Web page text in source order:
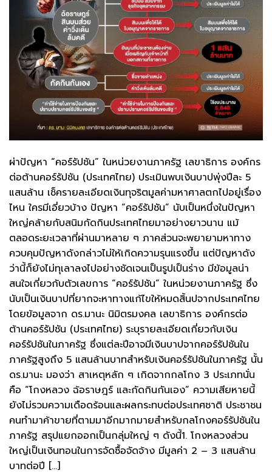
ผ่าปัญหา “คอร์รัปชัน” ในหน่วยงานภาครัฐ เลขาธิการ องค์กร
ต่อต้านคอร์รัปชัน (ประเทศไทย) ประเมินพบเงินบาปพุ่งปีละ 5
แสนล้าน เช็ครายละเอียดเงินทุจริตมูลค่ามหาศาลตกไปอยู่เรื่อง
ไหน ใครมีเอี่ยวบ้าง ปัญหา “คอร์รัปชัน” นับเป็นหนึ่งในปัญหา
ใหญ่คล้ายกับสนิมกัดกินประเทศไทยมาอย่างยาวนาน แม้
ตลอดระยะเวลาที่ผ่านมาหลาย ๆ ภาคส่วนจะพยายามหาทาง
ควบคุมปัญหาดังกล่าวไม่ให้เกิดความรุนแรงขึ้น แต่ปัญหาดัง
ว่านี้ก็ยังไม่ทุเลาลงไปอย่างชัดเจนเป็นรูปเป็นร่าง มีข้อมูลน่า
สนใจเกี่ยวกับตัวเลขการ “คอร์รัปชัน” ในหน่วยงานภาครัฐ ซึ่ง
นับเป็นเงินบาปที่ยากจะหาทางแก้ไขให้หมดสิ้นปจากประเทศไทย
โดยข้อมูลจาก ดร.มานะ นิมิตรมงคล เลขาธิการ องค์กรต่อ
ต้านคอร์รัปชัน (ประเทศไทย) ระบุรายละเอียดเกี่ยวกับเงิน
คอร์รัปชันในภาครัฐ ซึ่งแต่ละปีอาจมีเงินบาปจากคอร์รัปชันใน
ภาครัฐสูงถึง 5 แสนล้านบาทสำหรับเงินคอร์รัปชันในภาครัฐ นั้น
ดร.มานะ มองว่า สาเหตุหลัก ๆ เกิดจากกลโกง 3 ประเภทนั่น
คือ “โกงหลวง ฉ้อราษฎร์ และกัดกินกันเอง” ความเสียหายนี้
ยังไม่รวมความเดือดร้อนและผลกระทบต่อประเทศชาติ ประชาชน
คนทำมาค้าขายที่ตามมาอีกมากมายสำหรับกลโกงคอร์รัปชันใน
ภาครัฐ สรุปแยกออกเป็นกลุ่มใหญ่ ๆ ดังนี้1. โกงหลวงส่วน
ใหญ่เป็นเงินทอนในการจัดซื้อจัดจ้าง มีมูลค่า 2 – 3 แสนล้าน
บาทต่อปี […]